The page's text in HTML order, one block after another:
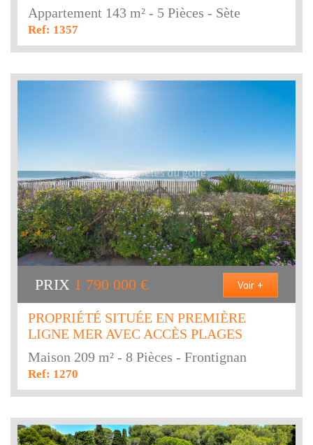
Appartement 143 m² - 5 Pièces - Sète
Ref: 1357
PRIX 1 790 000 € Voir +
PROPRIÉTÉ SITUÉE EN PREMIÈRE
LIGNE MER AVEC ACCÈS PLAGES
Maison 209 m² - 8 Pièces - Frontignan
Ref: 1270